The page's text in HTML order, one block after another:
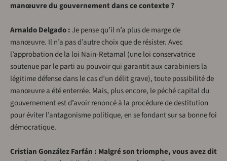
manœuvre du gouvernement dans ce contexte ?
Arnaldo Delgado :Je pense qu’il n’a plus de marge de
manœuvre. Il n’a pas d’autre choix que de résister. Avec
l’approbation de la loi Nain-Retamal (une loi conservatrice
soutenue par le parti au pouvoir qui garantit aux carabiniers la
légitime défense dans le cas d’un délit grave), toute possibilité de
manœuvre a été enterrée. Mais, plus encore, le péché capital du
gouvernement est d’avoir renoncé à la procédure de destitution
pour éviter l’antagonisme politique, en se fondant sur sa bonne foi
démocratique.
Cristian González Farfán : Malgré son triomphe, vous avez dit